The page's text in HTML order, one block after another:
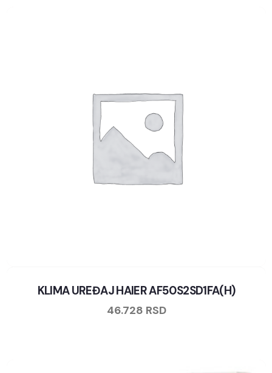
KLIMA UREĐAJ HAIER AF50S2SD1FA(H)
46.728 RSD